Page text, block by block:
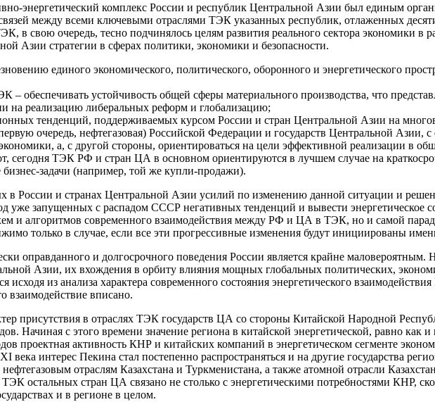
энергетический комплекс России и республик Центральной Азии был единым
между всеми ключевыми отраслями ТЭК указанных республик, отлаженных
в свою очередь, тесно подчинялось целям развития реального сектора экономики
Азии стратегии в сферах политики, экономики и безопасности.
единого экономического, политического, оборонного и энергетического
обеспечивать устойчивость общей сферы материального производства, что
на реализацию либеральных реформ и глобализацию;
тенденций, поддерживаемых курсом России и стран Центральной Азии на
очередь, нефтегазовая) Российской Федерации и государств Центральной Азии,
а, с другой стороны, ориентироваться на цели эффективной реализации в
сегодня ТЭК РФ и стран ЦА в основном ориентируются в лучшем случае на
задачи (например, той же купли-продажи).
в России и странах Центральной Азии усилий по изменению данной ситуации и
уже запущенных с распадом СССР негативных тенденций и вывести энергетическое
и алгоритмов современного взаимодействия между РФ и ЦА в ТЭК, но и самой
только в случае, если все эти прогрессивные изменения будут инициированы
оправданного и долгосрочного поведения России является крайне маловероятным.
Азии, их вхождения в орбиту влияния мощных глобальных политических,
исходя из анализа характера современного состояния энергетического
взаимодействие вписано.
присутствия в отраслях ТЭК государств ЦА со стороны Китайской Народной
Начиная с этого времени значение региона в китайской энергетической, равно как
проектная активность КНР и китайских компаний в энергетическом сегменте
века интерес Пекина стал постепенно распространяться и на другие государства
отраслям Казахстана и Туркменистана, а также атомной отрасли
остальных стран ЦА связано не столько с энергетическими потребностями КНР,
и в регионе в целом.